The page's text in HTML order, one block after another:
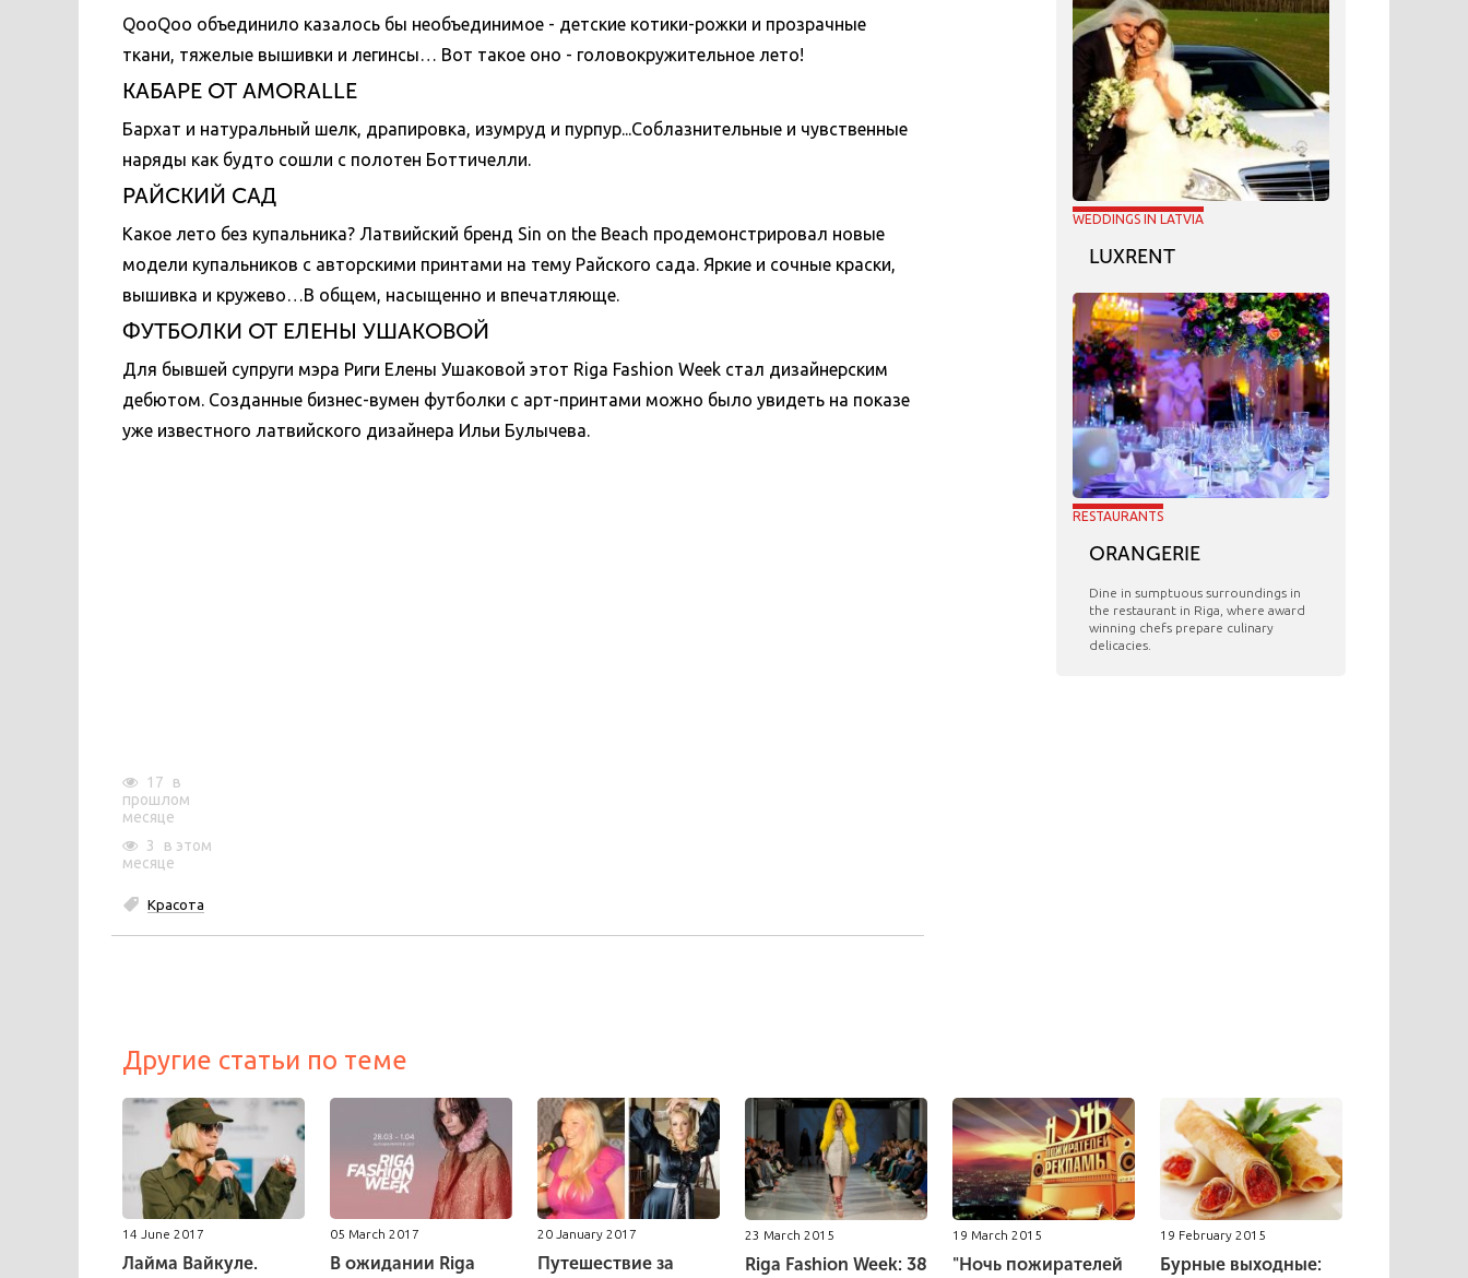
QooQoo объединило казалось бы необъединимое - детские котики-рожки и прозрачные
ткани, тяжелые вышивки и легинсы… Вот такое оно - головокружительное лето!
КАБАРЕ ОТ AMORALLE
Бархат и натуральный шелк, драпировка, изумруд и пурпур...Соблазнительные и чувственные
наряды как будто сошли с полотен Боттичелли.
РАЙСКИЙ САД
Какое лето без купальника? Латвийский бренд Sin on the Beach продемонстрировал новые
модели купальников с авторскими принтами на тему Райского сада. Яркие и сочные краски,
вышивка и кружево…В общем, насыщенно и впечатляюще.
ФУТБОЛКИ ОТ ЕЛЕНЫ УШАКОВОЙ
Для бывшей супруги мэра Риги Елены Ушаковой этот Riga Fashion Week стал дизайнерским
дебютом. Созданные бизнес-вумен футболки с арт-принтами можно было увидеть на показе
уже известного латвийского дизайнера Ильи Булычева.
17
в
прошлом
месяце
3
в этом
месяце
Красота
WEDDINGS IN LATVIA
LUXRENT
RESTAURANTS
ORANGERIE
​Dine in sumptuous surroundings in
the restaurant in Riga, where award
winning chefs prepare culinary
delicacies.
Другие статьи по теме
14 June 2017
Лайма Вайкуле.
05 March 2017
В ожидании Riga
20 January 2017
Путешествие за
23 March 2015
Riga Fashion Week: 38
19 March 2015
"Ночь пожирателей
19 February 2015
Бурные выходные: